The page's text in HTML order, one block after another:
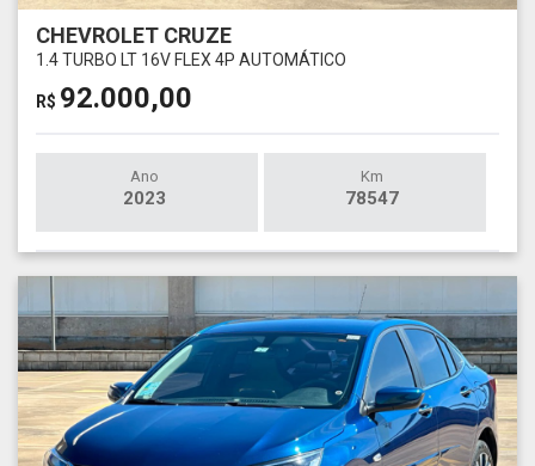
CHEVROLET CRUZE
1.4 TURBO LT 16V FLEX 4P AUTOMÁTICO
R$ 92.000,00
Ano
2023
Km
78547